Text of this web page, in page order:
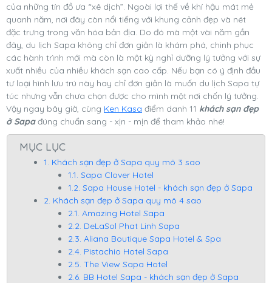
của những tín đồ ưa “xê dịch”. Ngoài lợi thế về khí hậu mát mẻ
quanh năm, nơi đây còn nổi tiếng với khung cảnh đẹp và nét
đặc trưng trong văn hóa bản địa. Do đó mà một vài năm gần
đây, du lịch Sapa không chỉ đơn giản là khám phá, chinh phục
các hành trình mới mà còn là một kỳ nghỉ dưỡng lý tưởng với sự
xuất nhiều của nhiều khách sạn cao cấp. Nếu bạn có ý định đầu
tư loại hình lưu trú này hay chỉ đơn giản là muốn du lịch Sapa tự
túc nhưng vẫn chưa chọn được cho mình một nơi chốn lý tưởng.
Vậy ngay bây giờ, cùng Ken Kasa điểm danh 11 khách sạn đẹp
ở Sapađúng chuẩn sang - xịn - mịn để tham khảo nhé!
MỤC LỤC
1. Khách sạn đẹp ở Sapa quy mô 3 sao
1.1. Sapa Clover Hotel
1.2. Sapa House Hotel - khách sạn đẹp ở Sapa
2. Khách sạn đẹp ở Sapa quy mô 4 sao
2.1. Amazing Hotel Sapa
2.2. DeLaSol Phat Linh Sapa
2.3. Aliana Boutique Sapa Hotel & Spa
2.4. Pistachio Hotel Sapa
2.5. The View Sapa Hotel
2.6. BB Hotel Sapa - khách sạn đẹp ở Sapa